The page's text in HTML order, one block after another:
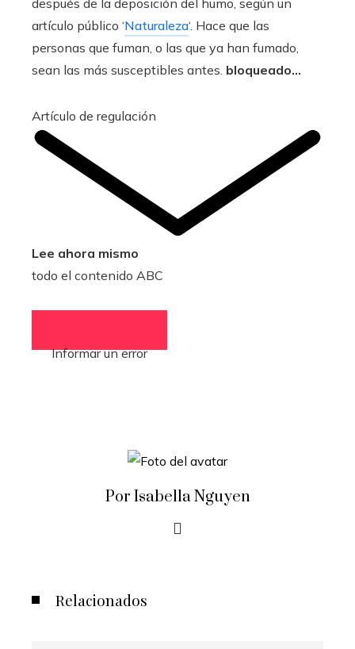
después de la deposición del humo, según un
artículo público ‘Naturaleza‘. Hace que las
personas que fuman, o las que ya han fumado,
sean las más susceptibles antes. bloqueado…
Artículo de regulación
Lee ahora mismo
todo el contenido ABC
Informar un error
Por Isabella Nguyen
Relacionados